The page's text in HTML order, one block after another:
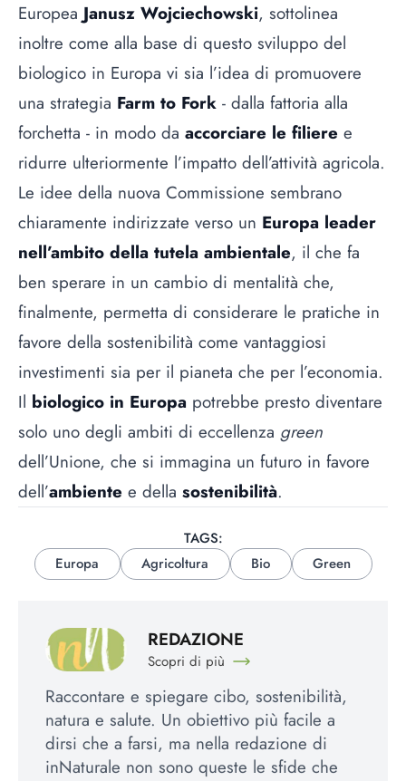
Europea Janusz Wojciechowski, sottolinea
inoltre come alla base di questo sviluppo del
biologico in Europa vi sia l’idea di promuovere
una strategia Farm to Fork - dalla fattoria alla
forchetta - in modo da accorciare le filiere e
ridurre ulteriormente l’impatto dell’attività agricola.
Le idee della nuova Commissione sembrano
chiaramente indirizzate verso un Europa leader
nell’ambito della tutela ambientale, il che fa
ben sperare in un cambio di mentalità che,
finalmente, permetta di considerare le pratiche in
favore della sostenibilità come vantaggiosi
investimenti sia per il pianeta che per l’economia.
Il biologico in Europa potrebbe presto diventare
solo uno degli ambiti di eccellenza green
dell’Unione, che si immagina un futuro in favore
dell’ambiente e della sostenibilità.
TAGS:
Europa
Agricoltura Bio Green
REDAZIONE
Scopri di più
Raccontare e spiegare cibo, sostenibilità,
natura e salute. Un obiettivo più facile a
dirsi che a farsi, ma nella redazione di
inNaturale non sono queste le sfide che